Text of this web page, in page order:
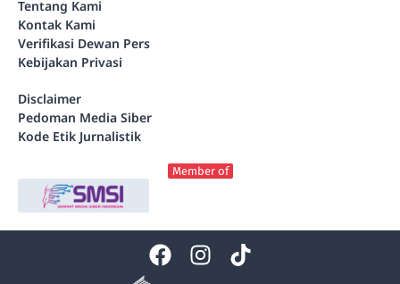
Tentang Kami
Kontak Kami
Verifikasi Dewan Pers
Kebijakan Privasi
Disclaimer
Pedoman Media Siber
Kode Etik Jurnalistik
Member of